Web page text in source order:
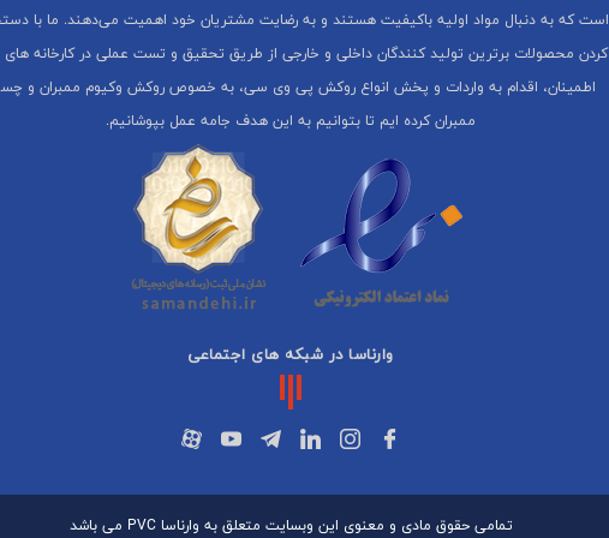
است که به دنبال مواد اولیه باکیفیت هستند و به رضایت مشتریان خود اهمیت می‌دهند. ما با
کردن محصولات برترین تولید کنندگان داخلی و خارجی از طریق تحقیق و تست عملی در کارخانه های
اطمینان، اقدام به واردات و پخش انواع روکش پی وی سی، به خصوص روکش وکیوم ممبران و
ممبران کرده ایم تا بتوانیم به این هدف جامه عمل بپوشانیم.
وارناسا در شبکه های اجتماعی
تمامی حقوق مادی و معنوی این وبسایت متعلق به وارناسا PVC می باشد